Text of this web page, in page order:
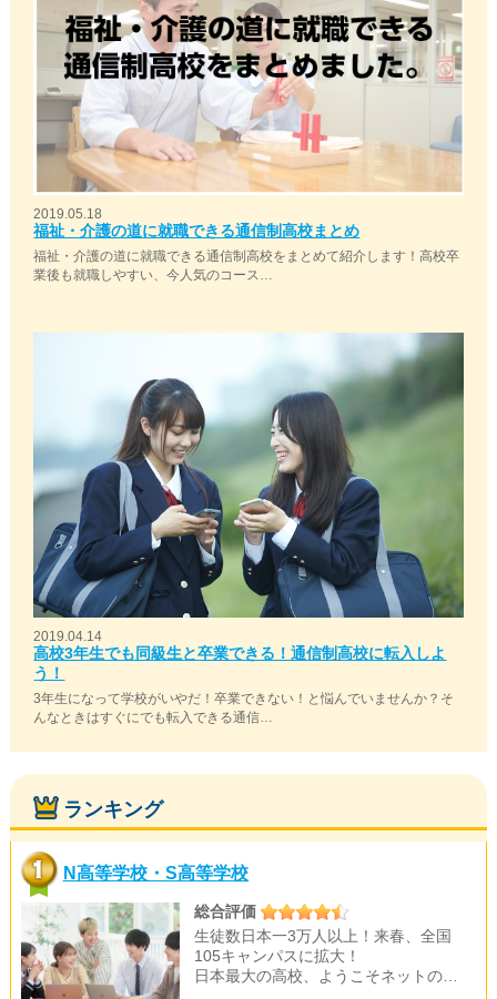
2019.05.18
福祉・介護の道に就職できる通信制高校まとめ
福祉・介護の道に就職できる通信制高校をまとめて紹介します！高校卒
業後も就職しやすい、今人気のコース…
2019.04.14
高校3年生でも同級生と卒業できる！通信制高校に転入しよ
う！
3年生になって学校がいやだ！卒業できない！と悩んでいませんか？そ
んなときはすぐにでも転入できる通信…
ランキング
N高等学校・S高等学校
総合評価
生徒数日本一3万人以上！来春、全国
105キャンパスに拡大！
日本最大の高校、ようこそネットの…